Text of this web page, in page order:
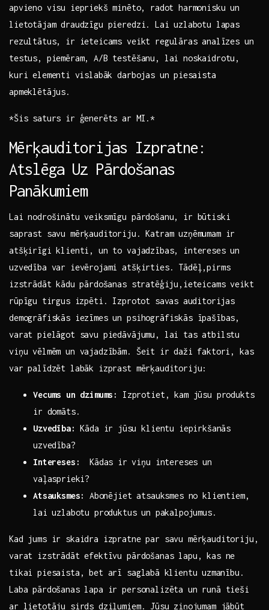
apvieno ​visu iepriekš⁤ minēto, radot harmonisku un
lietotājam draudzīgu pieredzi. Lai⁤ uzlabotu ​lapas
rezultātus, ir ieteicams veikt regulāras⁢ analīzes ⁣un
testus,‌ piemēram, A/B testēšanu, lai noskaidrotu,
kuri​ elementi⁤ vislabāk darbojas un⁤ piesaista
apmeklētājus.
*Šis saturs ir ģenerēts ‍ar MI.*
Mērķauditorijas Izpratne:
Atslēga‌ Uz Pārdošanas
Panākumiem
Lai ‌nodrošinātu ‌veiksmīgu pārdošanu, ir būtiski
saprast savu ‍mērķauditoriju. Katram uzņēmumam ir
atšķirīgi klienti,‍ un to vajadzības, intereses un‍
uzvedība var ievērojami atšķirties. Tādēļ,pirms
⁤izstrādāt‌ kādu pārdošanas stratēģiju,ieteicams⁢ veikt
rūpīgu ⁣tirgus‍ izpēti. Izprotot savas⁢ auditorijas
demogrāfiskās iezīmes ​un psihogrāfiskās īpašības,
varat‍ pielāgot savu piedāvājumu, ‌lai tas ​atbilstu⁤
viņu ‍vēlmēm un vajadzībām. Šeit ir daži⁢ faktori, kas
var palīdzēt labāk izprast mērķauditoriju:
Vecums un dzimums:
Izprotiet, kam ​jūsu produkts⁢
ir domāts.
Uzvedība: Kāda ir⁤ jūsu klientu iepirkšanās⁣
uzvedība?
Intereses:
​ Kādas⁤ ir viņu intereses un ​
vaļasprieki?
Atsauksmes:
⁢Abonējiet atsauksmes ‌no klientiem,
lai uzlabotu produktus ⁤un‌ pakalpojumus.
Kad jums ir skaidra ​izpratne‌ par savu​ mērķauditoriju,‍
varat izstrādāt efektīvu‌ pārdošanas lapu, kas ne
tikai piesaista,‍ bet arī saglabā ⁣klientu⁣ uzmanību.
Laba pārdošanas lapa‌ ir ​personalizēta un runā tieši
ar lietotāju sirds dziļumiem. Jūsu⁣ ziņojumam jābūt